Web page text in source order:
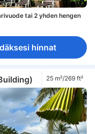
tai 2 yhden hengen
hinnat
25 m²/269 ft²